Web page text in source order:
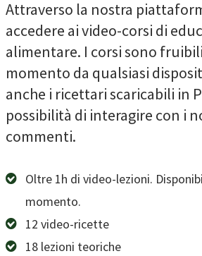
Attraverso la nostra
accedere ai video-corsi di
alimentare. I corsi sono
momento da qualsiasi
anche i ricettari scaricabili in
possibilità di interagire con i
commenti.
Oltre 1h di video-lezioni.
momento.
12 video-ricette
18 lezioni teoriche